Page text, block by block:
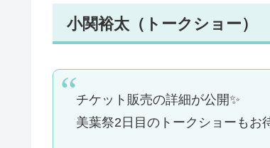
小関裕太（トークショー）
チケット販売の詳細が公開✨
美葉祭2日目のトークショーもお